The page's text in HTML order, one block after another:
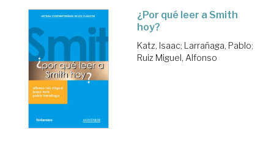
¿Por qué leer a Smith
hoy?
Katz, Isaac; Larrañaga, Pablo;
Ruiz Miguel, Alfonso